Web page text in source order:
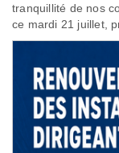
tranquillité de nos
ce mardi 21 juillet,